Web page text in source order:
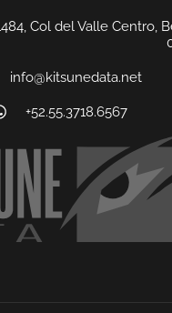
Col del Valle Centro,
info@kitsunedata.net
+52.55.3718.6567